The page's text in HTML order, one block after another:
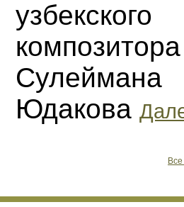
узбекского
композитора
Сулеймана
Юдакова